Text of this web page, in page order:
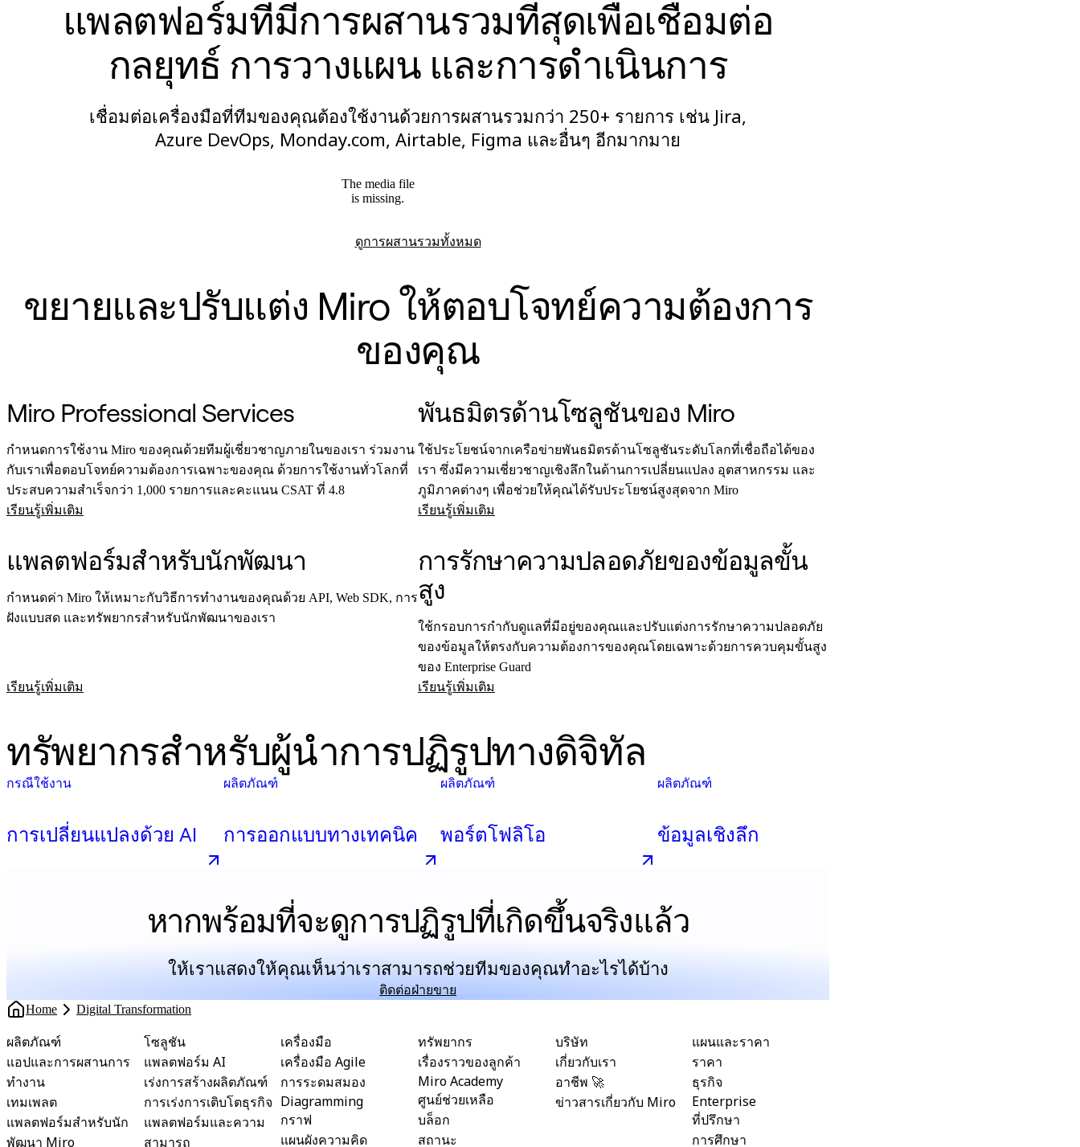
พันธมิตรด้านโซลูชัน
ราคาแพลตฟอร์มที่มีการผสานรวมที่สุดเพื่อเชื่อมต่อ
กลยุทธ์ การวางแผน และการดำเนินการ
เชื่อมต่อเครื่องมือที่ทีมของคุณต้องใช้งานด้วยการผสานรวมกว่า 250+ รายการ เช่น Jira,
Azure DevOps, Monday.com, Airtable, Figma และอื่นๆ อีกมากมาย
The media file
is missing.
ดูการผสานรวมทั้งหมด
ขยายและปรับแต่ง Miro ให้ตอบโจทย์ความต้องการ
ของคุณ
Miro Professional Services
กำหนดการใช้งาน Miro ของคุณด้วยทีมผู้เชี่ยวชาญภายในของเรา ร่วมงาน
กับเราเพื่อตอบโจทย์ความต้องการเฉพาะของคุณ ด้วยการใช้งานทั่วโลกที่
ประสบความสำเร็จกว่า 1,000 รายการและคะแนน CSAT ที่ 4.8
เรียนรู้เพิ่มเติม
พันธมิตรด้านโซลูชันของ Miro
ใช้ประโยชน์จากเครือข่ายพันธมิตรด้านโซลูชันระดับโลกที่เชื่อถือได้ของ
เรา ซึ่งมีความเชี่ยวชาญเชิงลึกในด้านการเปลี่ยนแปลง อุตสาหกรรม และ
ภูมิภาคต่างๆ เพื่อช่วยให้คุณได้รับประโยชน์สูงสุดจาก Miro
เรียนรู้เพิ่มเติม
แพลตฟอร์มสำหรับนักพัฒนา
กำหนดค่า Miro ให้เหมาะกับวิธีการทำงานของคุณด้วย API, Web SDK, การ
ฝังแบบสด และทรัพยากรสำหรับนักพัฒนาของเรา
เรียนรู้เพิ่มเติม
การรักษาความปลอดภัยของข้อมูลขั้น
สูง
ใช้กรอบการกำกับดูแลที่มีอยู่ของคุณและปรับแต่งการรักษาความปลอดภัย
ของข้อมูลให้ตรงกับความต้องการของคุณโดยเฉพาะด้วยการควบคุมขั้นสูง
ของ Enterprise Guard
เรียนรู้เพิ่มเติม
ทรัพยากรสำหรับผู้นำการปฏิรูปทางดิจิทัล
กรณีใช้งาน
การเปลี่ยนแปลงด้วย AI
ผลิตภัณฑ์
การออกแบบทางเทคนิค
ผลิตภัณฑ์
พอร์ตโฟลิโอ
ผลิตภัณฑ์
ข้อมูลเชิงลึก
หากพร้อมที่จะดูการปฏิรูปที่เกิดขึ้นจริงแล้ว
ให้เราแสดงให้คุณเห็นว่าเราสามารถช่วยทีมของคุณทำอะไรได้บ้าง
ติดต่อฝ่ายขาย
Home Digital Transformation
ผลิตภัณฑ์
แอปและการผสานการ
ทำงาน
เทมเพลต
แพลตฟอร์มสำหรับนัก
พัฒนา Miro
โซลูชัน
แพลตฟอร์ม AI
เร่งการสร้างผลิตภัณฑ์
การเร่งการเติบโตธุรกิจ
แพลตฟอร์มและความ
สามารถ
เครื่องมือ
เครื่องมือ Agile
การระดมสมอง
Diagramming
กราฟ
แผนผังความคิด
ทรัพยากร
เรื่องราวของลูกค้า
Miro Academy
ศูนย์ช่วยเหลือ
บล็อก
สถานะ
บริษัท
เกี่ยวกับเรา
อาชีพ 🚀
ข่าวสารเกี่ยวกับ Miro
แผนและราคา
ราคา
ธุรกิจ
Enterprise
ที่ปรึกษา
การศึกษา